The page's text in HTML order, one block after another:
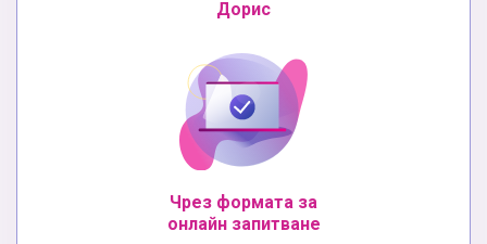
Дорис
Чрез формата за
онлайн запитване